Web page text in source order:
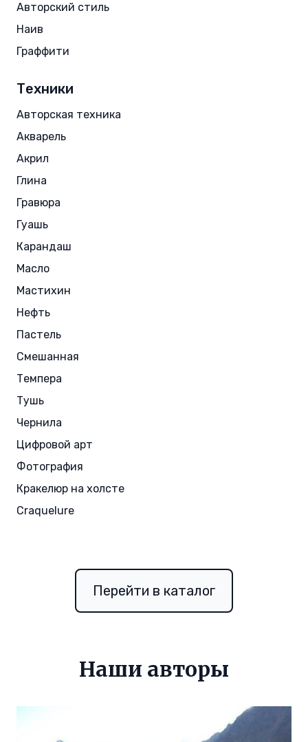
Авторский стиль
Наив
Граффити
Техники
Авторская техника
Акварель
Акрил
Глина
Гравюра
Гуашь
Карандаш
Масло
Мастихин
Нефть
Пастель
Смешанная
Темпера
Тушь
Чернила
Цифровой арт
Фотография
Кракелюр на холсте
Craquelure
Перейти в каталог
Наши авторы